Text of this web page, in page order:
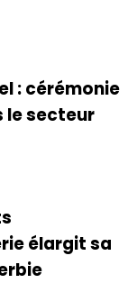
: cérémonie
le secteur
élargit sa